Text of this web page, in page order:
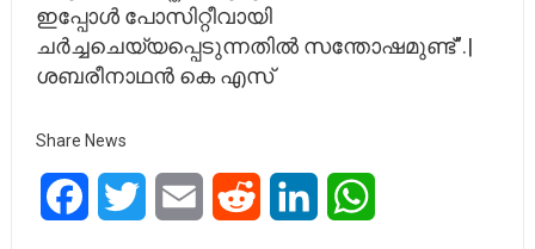
ഇപ്പോൾ പോസിറ്റീവായി
ചർച്ചചെയ്യപ്പെടുന്നതിൽ സന്തോഷമുണ്ട്”.|
ശബരീനാഥൻ കെ എസ്
Share News
FacebookTwitter Email Reddit LinkedIn